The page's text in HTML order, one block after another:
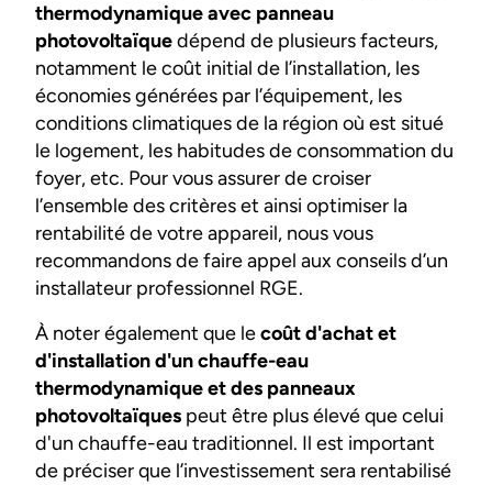
thermodynamique avec panneau
photovoltaïquedépend de plusieurs facteurs,
notamment le coût initial de l’installation, les
économies générées par l’équipement, les
conditions climatiques de la région où est situé
le logement, les habitudes de consommation du
foyer, etc. Pour vous assurer de croiser
l’ensemble des critères et ainsi optimiser la
rentabilité de votre appareil, nous vous
recommandons de faire appel aux conseils d’un
installateur professionnel RGE.
À noter également que lecoût d'achat et
d'installation d'un chauffe-eau
thermodynamique et des panneaux
photovoltaïques peut être plus élevé que celui
d'un chauffe-eau traditionnel. Il est important
de préciser que l’investissement sera rentabilisé